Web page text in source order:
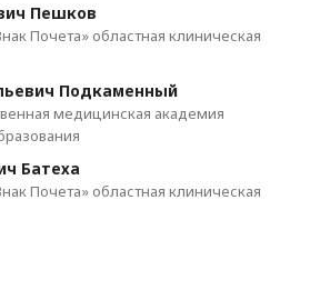
Пешков
Почета» областная клиническая
Подкаменный
медицинская академия
Батеха
Почета» областная клиническая